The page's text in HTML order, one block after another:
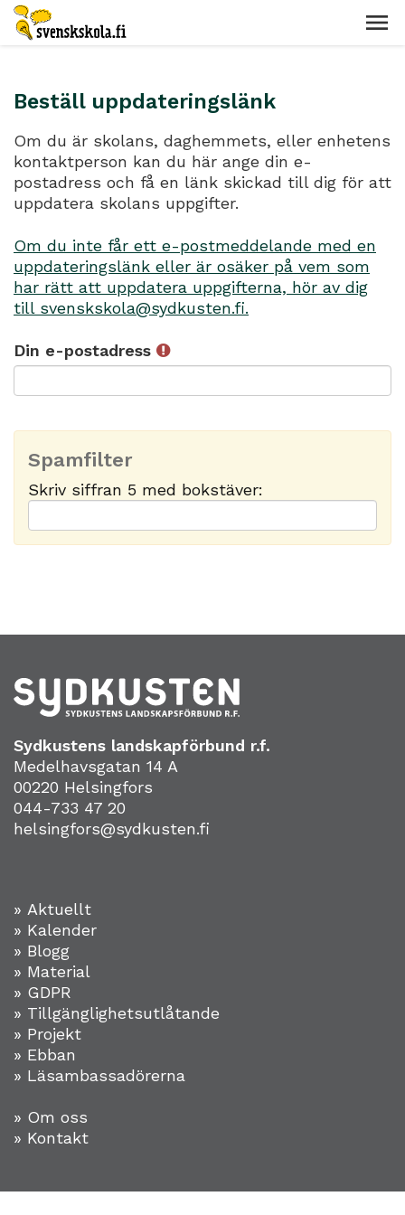
Beställ uppdateringslänk
Om du är skolans, daghemmets, eller enhetens
kontaktperson kan du här ange din e-
postadress och få en länk skickad till dig för att
uppdatera skolans uppgifter.
Om du inte får ett e-postmeddelande med en
uppdateringslänk eller är osäker på vem som
har rätt att uppdatera uppgifterna, hör av dig
till svenskskola@sydkusten.fi.
Din e-postadress
Spamfilter
Skriv siffran 5 med bokstäver:
Sydkustens landskapförbund r.f.
Medelhavsgatan 14 A
00220 Helsingfors
044-733 47 20
helsingfors@sydkusten.fi
» Aktuellt
» Kalender
» Blogg
» Material
» GDPR
» Tillgänglighetsutlåtande
» Projekt
» Ebban
» Läsambassadörerna
» Om oss
» Kontakt